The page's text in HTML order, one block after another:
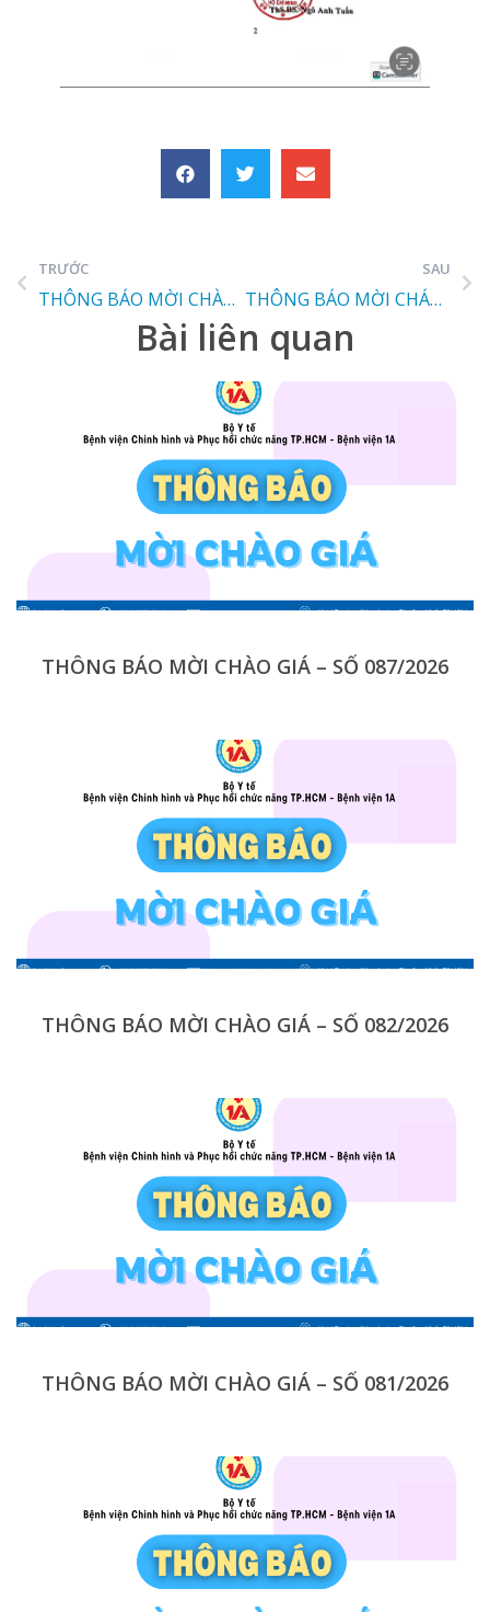
TRƯỚC
THÔNG BÁO MỜI CHÀO GIÁ LƯỠI BÀO KHỚP
SAU
THÔNG BÁO MỜI CHÁO GIÁ PHIM X-QUANG
Bài liên quan
THÔNG BÁO MỜI CHÀO GIÁ – SỐ 087/2026
THÔNG BÁO MỜI CHÀO GIÁ – SỐ 082/2026
THÔNG BÁO MỜI CHÀO GIÁ – SỐ 081/2026